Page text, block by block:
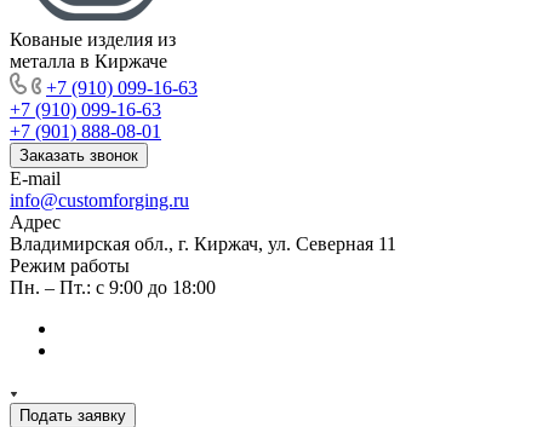
Кованые изделия из
металла в Киржаче
+7 (910) 099-16-63
+7 (910) 099-16-63
+7 (901) 888-08-01
Заказать звонок
E-mail
info@customforging.ru
Адрес
Владимирская обл., г. Киржач, ул. Северная 11
Режим работы
Пн. – Пт.: с 9:00 до 18:00
Подать заявку